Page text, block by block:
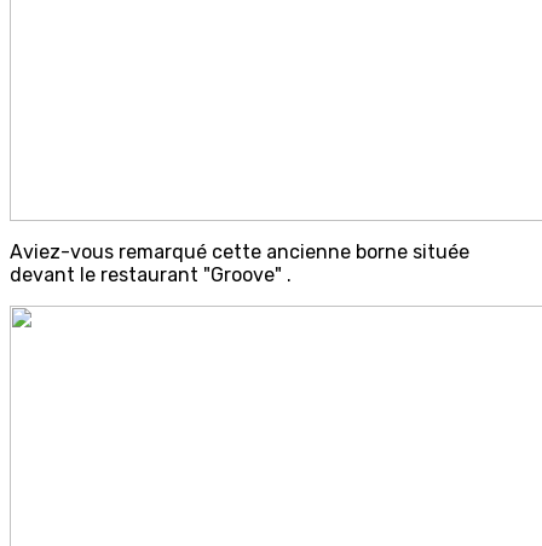
Aviez-vous remarqué cette ancienne borne située
devant le restaurant "Groove" .